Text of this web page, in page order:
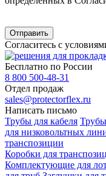
Согласитесь с
Бесплатно по России
8 800 500-48-31
Отдел продаж
sales@protectorflex.ru
Написать письмо
Трубы для кабеля
для низковольтных
транспозиции
Коробки для
Комплектующие для